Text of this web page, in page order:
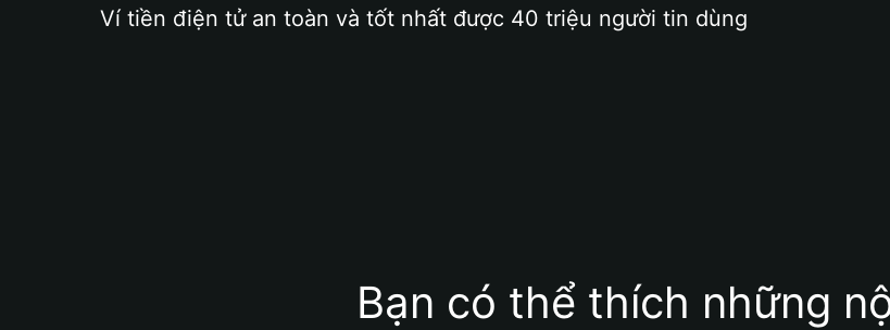
Ví tiền điện tử an toàn và tốt nhất được 40 triệu người tin dùng
Bạn có thể thích những